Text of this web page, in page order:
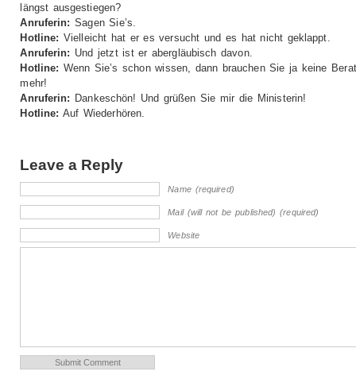
längst ausgestiegen?
Anruferin: Sagen Sie’s.
Hotline: Vielleicht hat er es versucht und es hat nicht geklappt.
Anruferin: Und jetzt ist er abergläubisch davon.
Hotline: Wenn Sie’s schon wissen, dann brauchen Sie ja keine
mehr!
Anruferin: Dankeschön! Und grüßen Sie mir die Ministerin!
Hotline: Auf Wiederhören.
Leave a Reply
Name (required)
Mail (will not be published) (required)
Website